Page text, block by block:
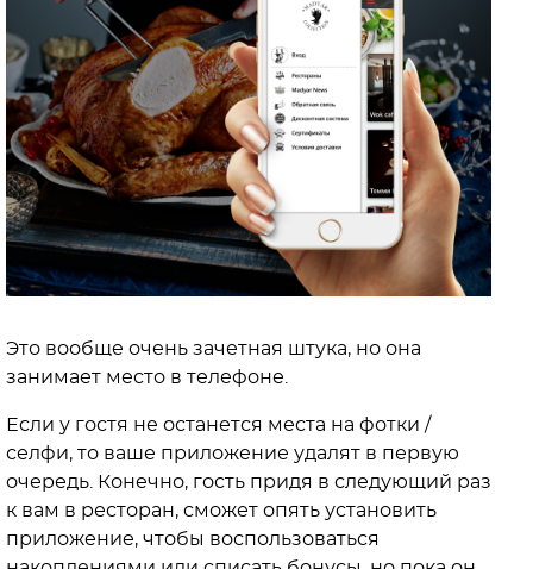
Это вообще очень зачетная штука, но она
занимает место в телефоне.
Если у гостя не останется места на фотки /
селфи, то ваше приложение удалят в первую
очередь. Конечно, гость придя в следующий раз
к вам в ресторан, сможет опять установить
приложение, чтобы воспользоваться